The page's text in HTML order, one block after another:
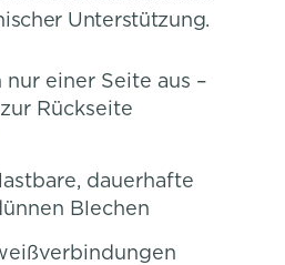
Unterstützung.
einer Seite aus –
Rückseite
dauerhafte
Blechen